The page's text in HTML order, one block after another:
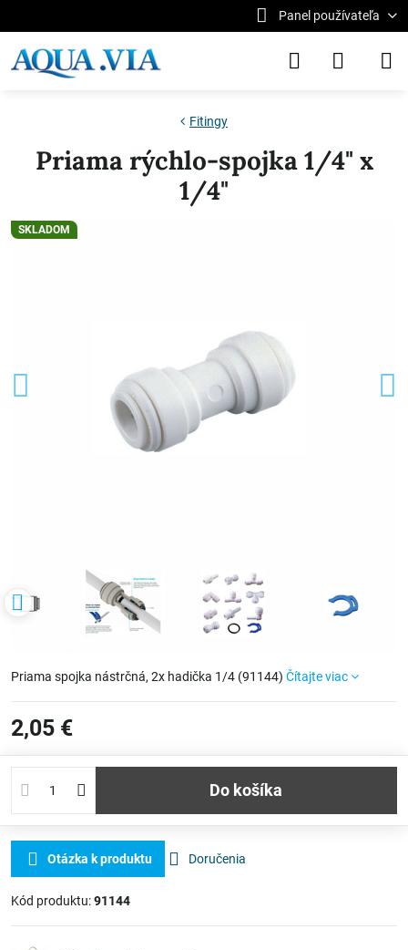
Panel používateľa
SKLADOM
Fitingy
Priama rýchlo-spojka 1/4" x
1/4"
Priama spojka nástrčná, 2x hadička 1/4 (91144) Čítajte viac
2,05 €
Do košíka
Otázka k produktu Doručenia
Kód produktu:91144